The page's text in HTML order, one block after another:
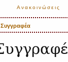
Ανακοινώσεις
Συγγραφέα